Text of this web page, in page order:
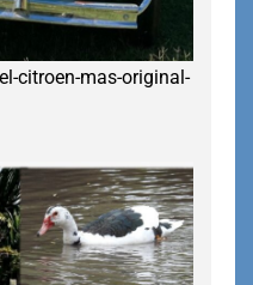
citroen-mas-original-